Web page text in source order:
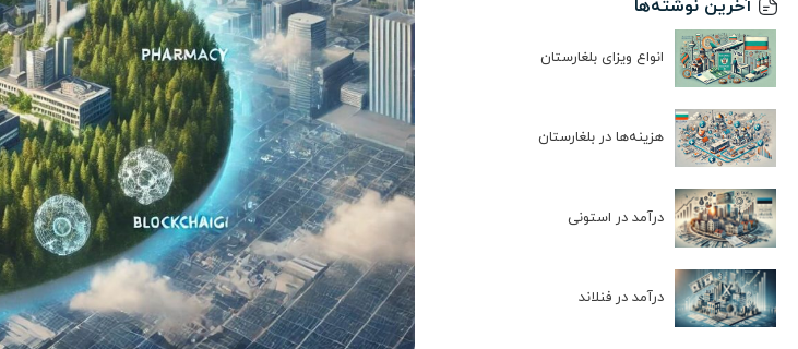
انواع ویزای بلغارستان
هزینه‌ها در بلغارستان
درآمد در استونی
درآمد در فنلاند